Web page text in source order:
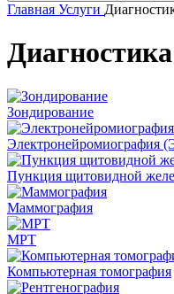
Главная Услуги
Диагностика
Зондирование
Электронейромиография
Пункция щитовидной
Маммография
МРТ
Компьютерная томография